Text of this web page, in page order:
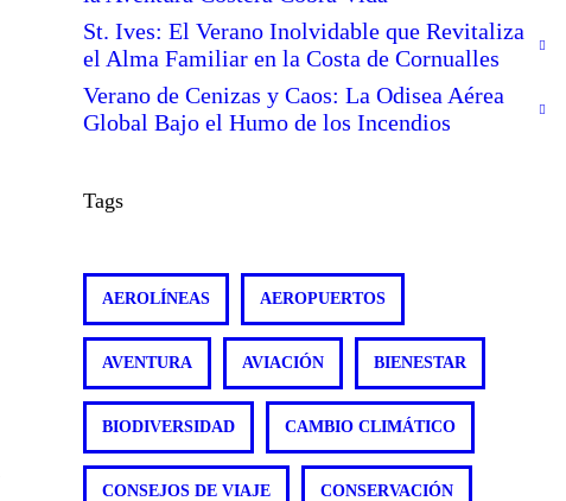
St. Ives: El Verano Inolvidable que Revitaliza
el Alma Familiar en la Costa de Cornualles
Verano de Cenizas y Caos: La Odisea Aérea
Global Bajo el Humo de los Incendios
Tags
AEROLÍNEAS AEROPUERTOS
AVENTURA AVIACIÓN BIENESTAR
BIODIVERSIDAD CAMBIO CLIMÁTICO
CONSEJOS DE VIAJE CONSERVACIÓN